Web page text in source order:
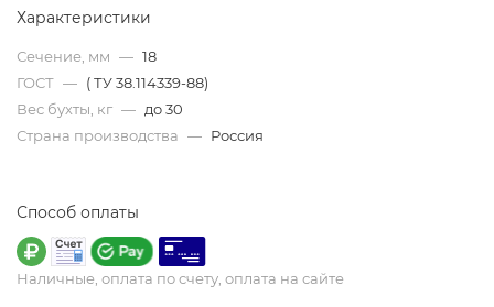
Характеристики
Сечение, мм — 18
ГОСТ — ( ТУ 38.114339-88)
Вес бухты, кг — до 30
Страна производства — Россия
Способ оплаты
Наличные, оплата по счету, оплата на сайте